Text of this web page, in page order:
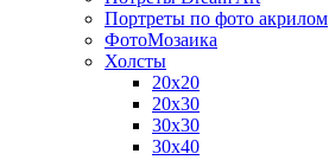
Портреты по фото акрилом
ФотоМозаика
Холсты
20х20
20х30
30х30
30х40